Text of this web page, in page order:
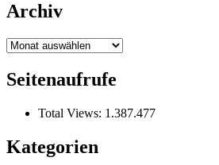
Archiv
Archiv
Seitenaufrufe
Total Views: 1.387.477
Kategorien